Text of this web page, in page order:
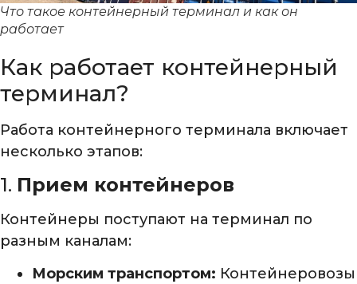
Что такое контейнерный терминал и как он
работает
Как работает контейнерный
терминал?
Работа контейнерного терминала включает
несколько этапов:
1. Прием контейнеров
Контейнеры поступают на терминал по
разным каналам:
Морским транспортом: Контейнеровозы